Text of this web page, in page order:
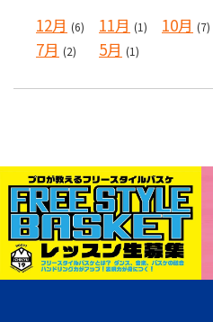
12月 (6) 11月 (1) 10月 (7)
7月 (2) 5月 (1)